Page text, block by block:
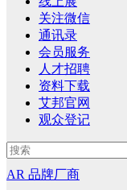
关注微信
通讯录
会员服务
人才招聘
资料下载
艾邦官网
观众登记
AR 品牌厂商